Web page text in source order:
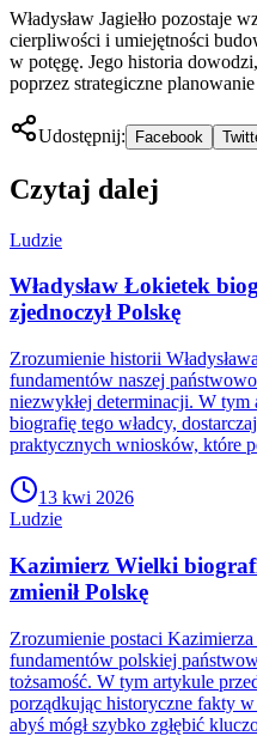
Władysław Jagiełło pozostaje
cierpliwości i umiejętności
w potęgę. Jego historia
poprzez strategiczne
Udostępnij: Facebook
Czytaj dalej
Ludzie
Władysław Łokietek
zjednoczył Polskę
Zrozumienie historii
fundamentów naszej
niezwykłej determinacji. W
biografię tego władcy,
praktycznych wniosków, które
13 kwi 2026
Ludzie
Kazimierz Wielki
zmienił Polskę
Zrozumienie postaci
fundamentów polskiej
tożsamość. W tym artykule
porządkując historyczne fakty
abyś mógł szybko zgłębić